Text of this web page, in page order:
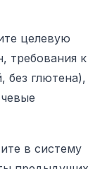
целевую
требования к
без глютена),
в систему